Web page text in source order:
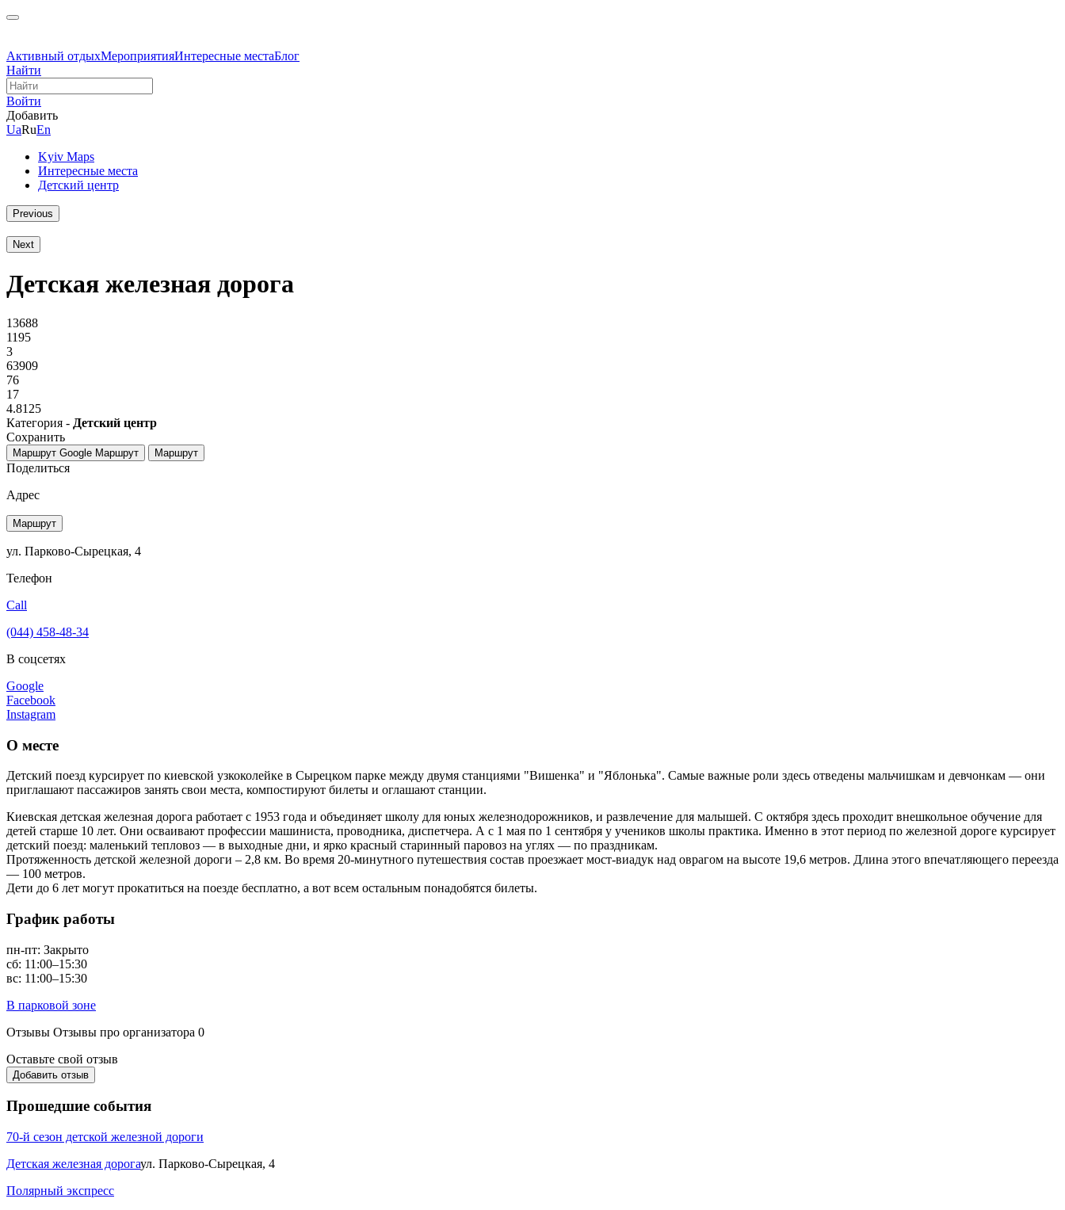
Активный отдыхМероприятияИнтересные местаБлог
Найти
Войти
Добавить
UaRuEn
Kyiv Maps
Интересные места
Детский центр
Previous
Next
Детская железная дорога
13688
1195
3
63909
76
17
4.8125
Категория - Детский центр
Сохранить
Маршрут Google Маршрут Маршрут
Поделиться
Адрес
Маршрут
ул. Парково-Сырецкая, 4
Телефон
Call
(044) 458-48-34
В соцсетях
Google
Facebook
Instagram
О месте
Детский поезд курсирует по киевской узкоколейке в Сырецком парке между двумя станциями "Вишенка" и "Яблонька". Самые важные роли здесь отведены мальчишкам и девчонкам — они
приглашают пассажиров занять свои места, компостируют билеты и оглашают станции.
Киевская детская железная дорога работает с 1953 года и объединяет школу для юных железнодорожников, и развлечение для малышей. С октября здесь проходит внешкольное обучение для
детей старше 10 лет. Они осваивают профессии машиниста, проводника, диспетчера. А с 1 мая по 1 сентября у учеников школы практика. Именно в этот период по железной дороге курсирует
детский поезд: маленький тепловоз — в выходные дни, и ярко красный старинный паровоз на углях — по праздникам.
Протяженность детской железной дороги – 2,8 км. Во время 20-минутного путешествия состав проезжает мост-виадук над оврагом на высоте 19,6 метров. Длина этого впечатляющего переезда
— 100 метров.
Дети до 6 лет могут прокатиться на поезде бесплатно, а вот всем остальным понадобятся билеты.
График работы
пн-пт: Закрыто
сб: 11:00–15:30
вс: 11:00–15:30
В парковой зоне
Отзывы Отзывы про организатора 0
Оставьте свой отзыв
Добавить отзыв
Прошедшие события
70-й сезон детской железной дороги
Детская железная дорогаул. Парково-Сырецкая, 4
Полярный экспресс